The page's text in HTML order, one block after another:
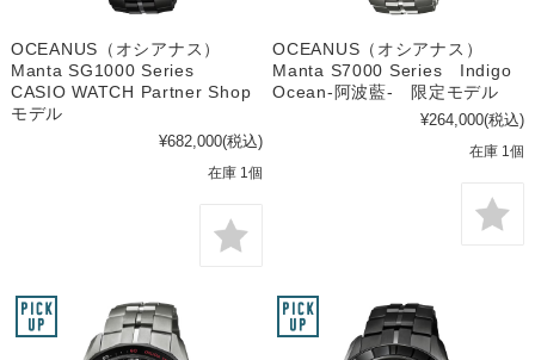
OCEANUS（オシアナス）
Manta SG1000 Series
CASIO WATCH Partner Shop
モデル
¥682,000(税込)
在庫 1個
OCEANUS（オシアナス）
Manta S7000 Series Indigo
Ocean-阿波藍- 限定モデル
¥264,000(税込)
在庫 1個